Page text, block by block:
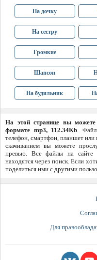
На дочку
На сестру
Громкие
Шансон
На будильник
На этой странице вы можете
формате mp3, 112.34Kb. Файл
телефон, смартфон, планшет или
скачиванием вы можете
превью. Все файлы на сайте
находятся через поиск. Если
поделиться ими с другими
Для